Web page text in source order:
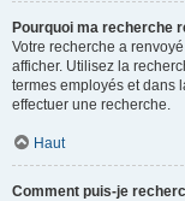
Pourquoi ma recherche
Votre recherche a
afficher. Utilisez la
termes employés et dans
effectuer une recherche.
Haut
Comment puis-je